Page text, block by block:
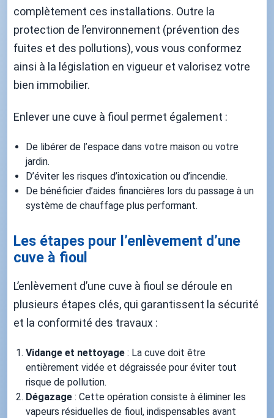
complètement ces installations. Outre la
protection de l’environnement (prévention des
fuites et des pollutions), vous vous conformez
ainsi à la législation en vigueur et valorisez votre
bien immobilier.
Enlever une cuve à fioul permet également :
De libérer de l’espace dans votre maison ou votre
jardin.
D’éviter les risques d’intoxication ou d’incendie.
De bénéficier d’aides financières lors du passage à un
système de chauffage plus performant.
Les étapes pour l’enlèvement d’une
cuve à fioul
L’enlèvement d’une cuve à fioul se déroule en
plusieurs étapes clés, qui garantissent la sécurité
et la conformité des travaux :
Vidange et nettoyage : La cuve doit être
entièrement vidée et dégraissée pour éviter tout
risque de pollution.
Dégazage : Cette opération consiste à éliminer les
vapeurs résiduelles de fioul, indispensables avant